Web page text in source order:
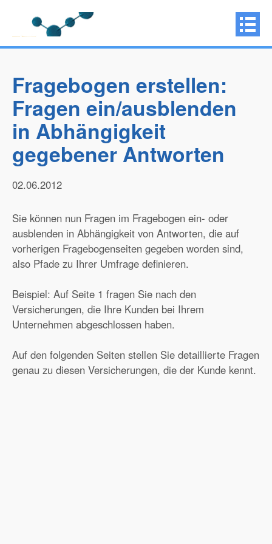
Fragebogen erstellen:
Fragen ein/ausblenden
in Abhängigkeit
gegebener Antworten
02.06.2012
Sie können nun Fragen im Fragebogen ein- oder
ausblenden in Abhängigkeit von Antworten, die auf
vorherigen Fragebogenseiten gegeben worden sind,
also Pfade zu Ihrer Umfrage definieren.
Beispiel: Auf Seite 1 fragen Sie nach den
Versicherungen, die Ihre Kunden bei Ihrem
Unternehmen abgeschlossen haben.
Auf den folgenden Seiten stellen Sie detaillierte Fragen
genau zu diesen Versicherungen, die der Kunde kennt.